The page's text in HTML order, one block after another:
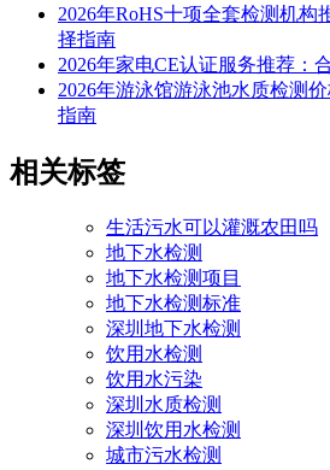
2026年RoHS十项全套检测机构
择指南
2026年家电CE认证服务推荐：
2026年游泳馆游泳池水质检测
指南
相关标签
生活污水可以灌溉农田吗
地下水检测
地下水检测项目
地下水检测标准
深圳地下水检测
饮用水检测
饮用水污染
深圳水质检测
深圳饮用水检测
城市污水检测